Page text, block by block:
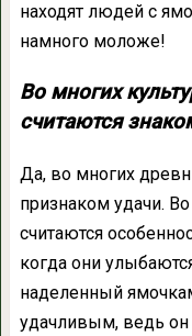
находят людей с
намного моложе!
Во многих
считаются
Да, во многих
признаком удачи.
считаются
когда они
наделенный
удачливым, ведь он